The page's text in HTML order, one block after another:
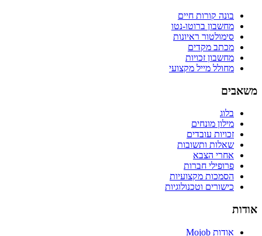
בונה קורות חיים
מחשבון ברוטו-נטו
סימולטור ראיונות
מכתב מקדים
מחשבון זכויות
מחולל מייל מקצועי
משאבים
בלוג
מילון מונחים
זכויות עובדים
שאלות ותשובות
אחרי הצבא
פרופילי חברות
הסמכות מקצועיות
כישורים וטכנולוגיות
אודות
אודות Mojob